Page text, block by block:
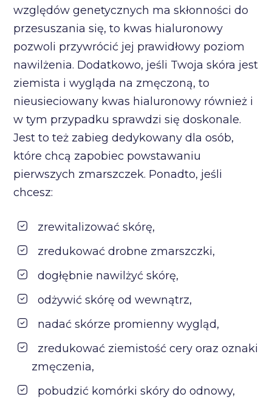
względów genetycznych ma skłonności do
przesuszania się, to kwas hialuronowy
pozwoli przywrócić jej prawidłowy poziom
nawilżenia. Dodatkowo, jeśli Twoja skóra jest
ziemista i wygląda na zmęczoną, to
nieusieciowany kwas hialuronowy również i
w tym przypadku sprawdzi się doskonale.
Jest to też zabieg dedykowany dla osób,
które chcą zapobiec powstawaniu
pierwszych zmarszczek. Ponadto, jeśli
chcesz:
zrewitalizować skórę,
zredukować drobne zmarszczki,
dogłębnie nawilżyć skórę,
odżywić skórę od wewnątrz,
nadać skórze promienny wygląd,
zredukować ziemistość cery oraz oznaki
zmęczenia,
pobudzić komórki skóry do odnowy,